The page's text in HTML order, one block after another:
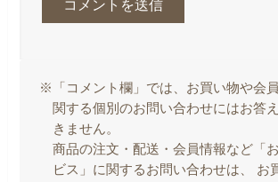
※「コメント欄」では、お買い物や会
関する個別のお問い合わせにはお答
きません。
商品の注文・配送・会員情報など「
ビス」に関するお問い合わせは、 お